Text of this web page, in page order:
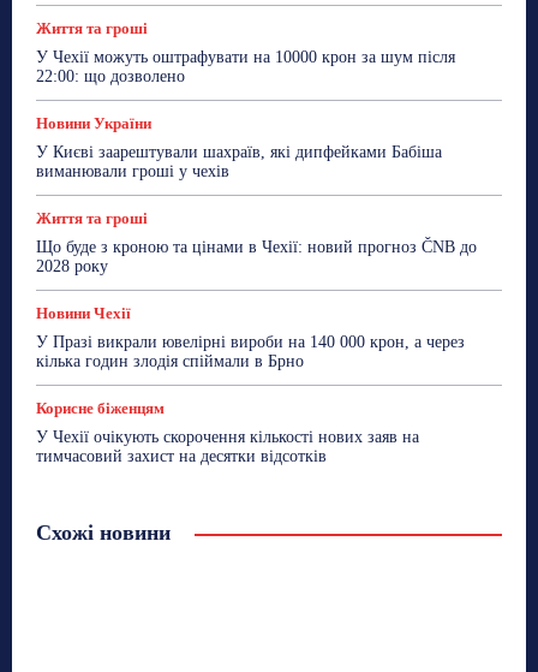
Життя та гроші
У Чехії можуть оштрафувати на 10000 крон за шум після
22:00: що дозволено
Новини України
У Києві заарештували шахраїв, які дипфейками Бабіша
виманювали гроші у чехів
Життя та гроші
Що буде з кроною та цінами в Чехії: новий прогноз ČNB до
2028 року
Новини Чехії
У Празі викрали ювелірні вироби на 140 000 крон, а через
кілька годин злодія спіймали в Брно
Корисне біженцям
У Чехії очікують скорочення кількості нових заяв на
тимчасовий захист на десятки відсотків
Схожі новини